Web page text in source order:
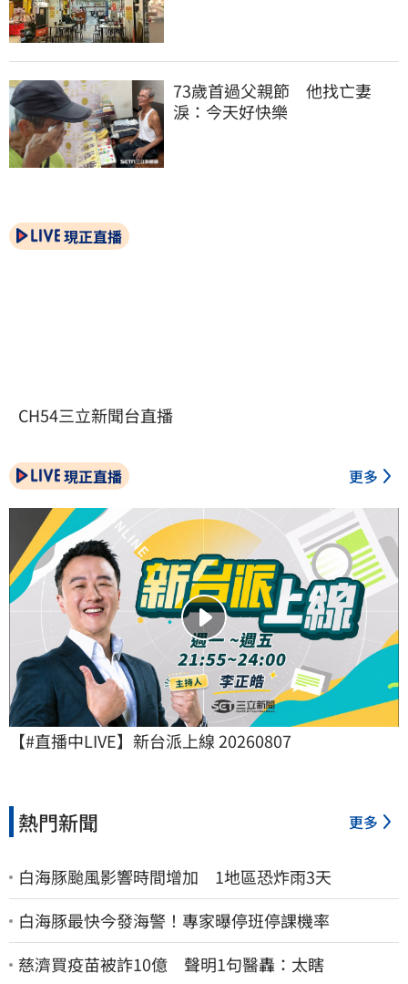
73歲首過父親節　他找亡妻
淚：今天好快樂
現正直播
CH54三立新聞台直播
現正直播 更多
【#直播中LIVE】新台派上線 20260807
熱門新聞 更多
白海豚颱風影響時間增加 1地區恐炸雨3天
白海豚最快今發海警！專家曝停班停課機率
慈濟買疫苗被詐10億 聲明1句醫轟：太瞎